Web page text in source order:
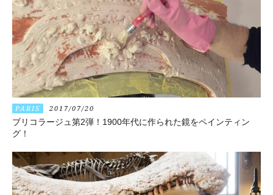
PARIS 2017/07/20
ブリコラージュ第2弾！1900年代に作られた鏡をペインティン
グ！